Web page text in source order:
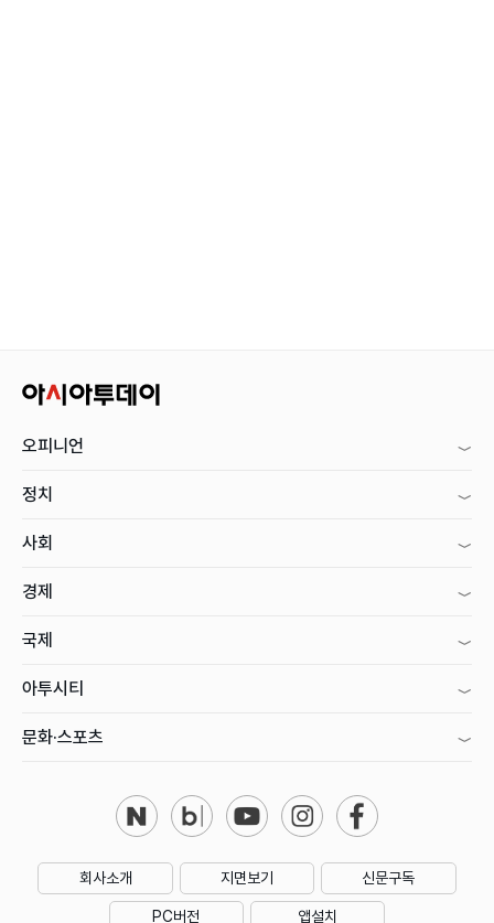
오피니언
정치
사회
경제
국제
아투시티
문화·스포츠
회사소개 지면보기 신문구독
PC버전 앱설치